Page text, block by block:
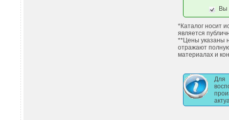
Вы
*Каталог носит
является
**Цены указаны
отражают
материалах и
Для